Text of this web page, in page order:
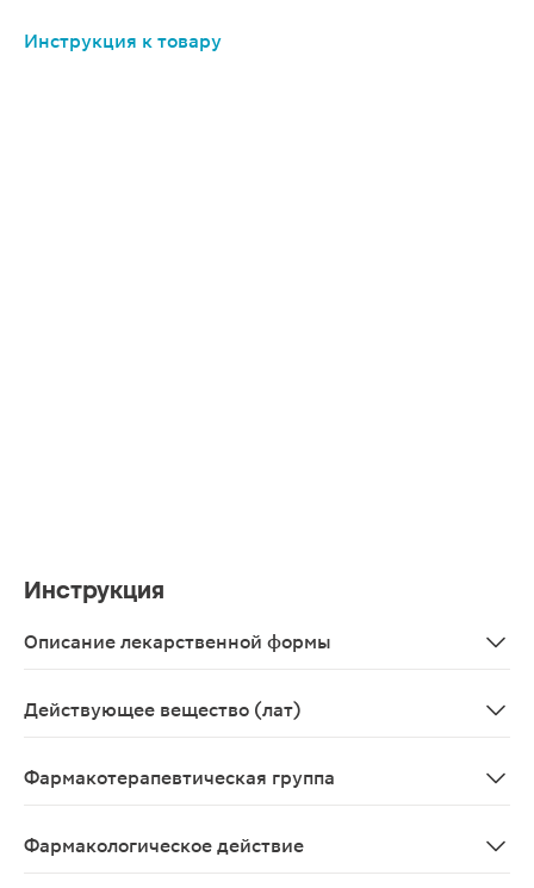
Инструкция к товару
Инструкция
Описание лекарственной формы
Действующее вещество (лат)
Фармакотерапевтическая группа
Фармакологическое действие